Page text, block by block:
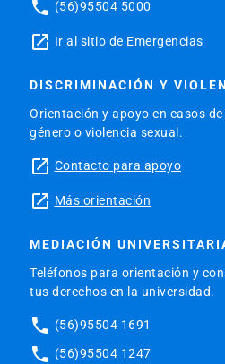
phone (56)95504 5000
launch Ir al sitio de Emergencias
DISCRIMINACIÓN Y
Orientación y apoyo en casos
género o violencia sexual.
launch Contacto para apoyo
launch Más orientación
MEDIACIÓN
Teléfonos para orientación y
tus derechos en la universidad.
phone (56)95504 1691
phone (56)95504 1247